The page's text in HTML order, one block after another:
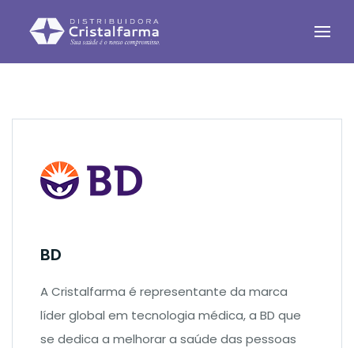
BD
A Cristalfarma é representante da marca
líder global em tecnologia médica, a BD que
se dedica a melhorar a saúde das pessoas